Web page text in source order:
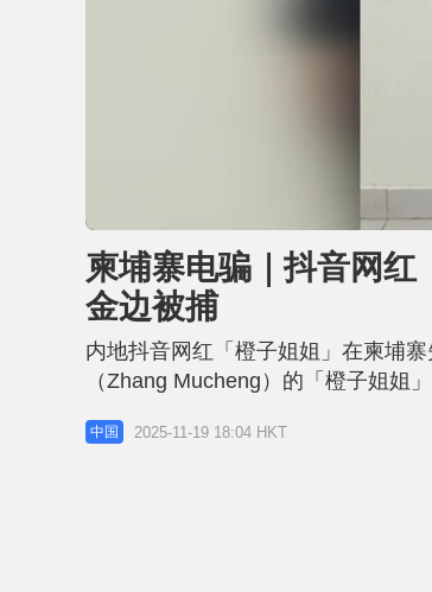
n
u
t
e
o
d
e
d
:
5
%
柬埔寨电骗｜抖音网
金边被捕
内地抖音网红「橙子姐姐」在柬埔
（Zhang Mucheng）的「橙子姐姐
前被羁押于金边白梳监狱。 相关新
报》接获金边初级法院调查法官羁
中国 2025-11-19 18:04 HKT